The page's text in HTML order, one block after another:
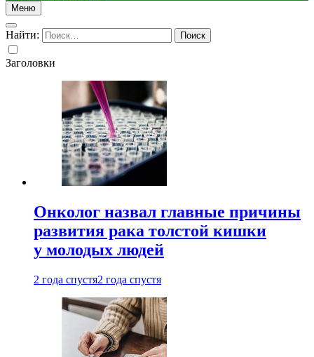
Меню
Найти:
Заголовки
Онколог назвал главные причины
развития рака толстой кишки
у молодых людей
2 года спустя2 года спустя